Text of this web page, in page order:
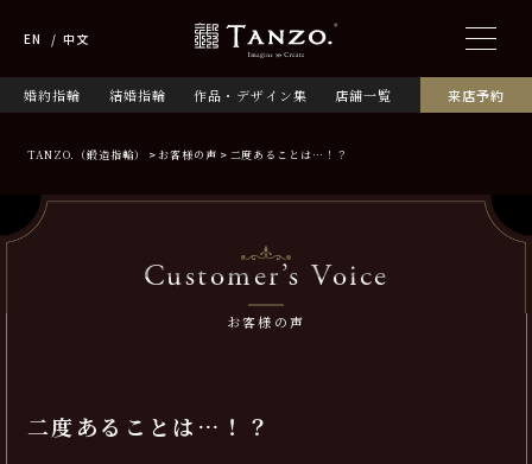
婚約指輪 結婚指輪 作品・デザイン集 店舗一覧 来店予約
EN 中文
TANZO.（鍛造指輪） お客様の声 二度あることは…！？
Customer’s Voice
お客様の声
二度あることは…！？